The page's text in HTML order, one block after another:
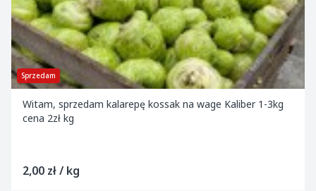
Sprzedam
Witam, sprzedam kalarepę kossak na wage Kaliber 1-3kg
cena 2zł kg
2,00 zł / kg